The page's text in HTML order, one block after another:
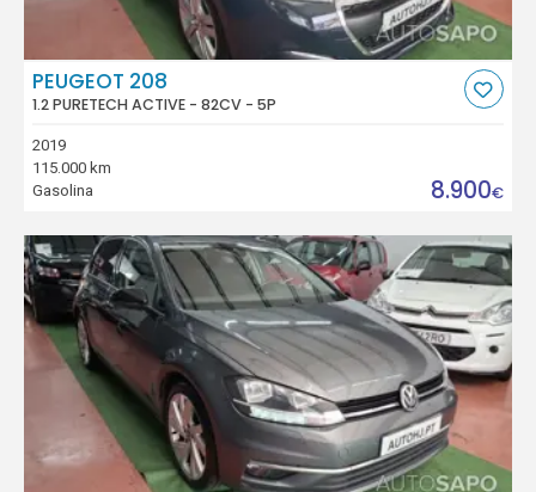
PEUGEOT 208
1.2 PURETECH ACTIVE - 82CV - 5P
2019
115.000 km
Gasolina
8.900€